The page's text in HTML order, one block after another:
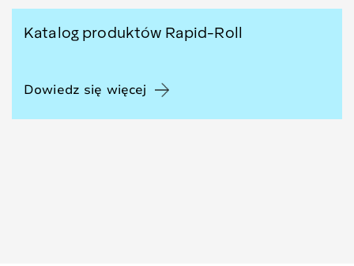
Katalog produktów Rapid-Roll
Dowiedz się więcej